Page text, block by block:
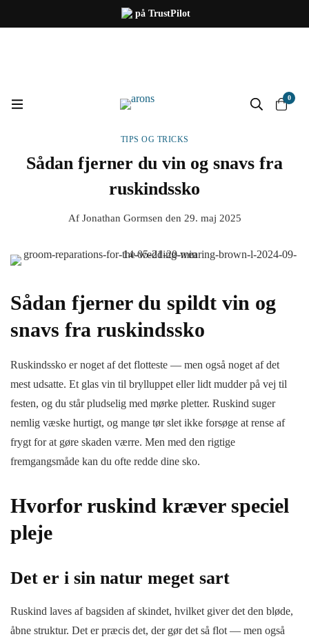
på TrustPilot
0
TIPS OG TRICKS
Sådan fjerner du vin og snavs fra
ruskindssko
AfJonathan Gormsen den 29. maj 2025
Sådan fjerner du spildt vin og
snavs fra ruskindssko
Ruskindssko er noget af det flotteste — men også noget af det
mest udsatte. Et glas vin til brylluppet eller lidt mudder på vej til
festen, og du står pludselig med mørke pletter. Ruskind suger
nemlig væske hurtigt, og mange tør slet ikke forsøge at rense af
frygt for at gøre skaden værre. Men med den rigtige
fremgangsmåde kan du ofte redde dine sko.
Hvorfor ruskind kræver speciel
pleje
Det er i sin natur meget sart
Ruskind laves af bagsiden af skindet, hvilket giver det den bløde,
åbne struktur. Det er præcis det, der gør det så flot — men også